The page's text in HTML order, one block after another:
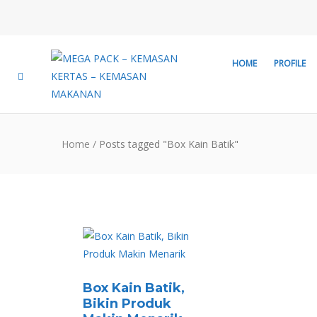
HOME PROFILE
Home / Posts tagged "Box Kain Batik"
Box Kain Batik,
Bikin Produk